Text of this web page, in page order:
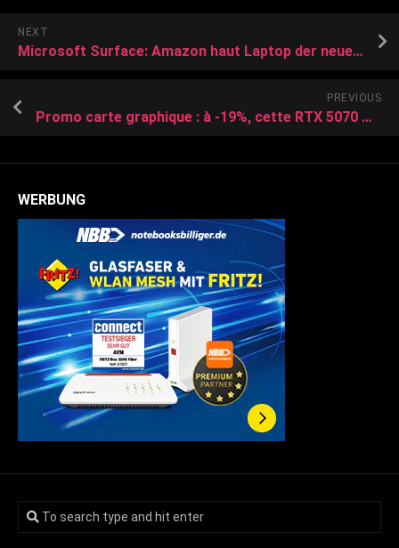
NEXT
Microsoft Surface: Amazon haut Laptop der neuesten Generation zum Spitzenpreis raus
PREVIOUS
Promo carte graphique : à -19%, cette RTX 5070 Ti devient plus abordable lors du Black Friday
WERBUNG